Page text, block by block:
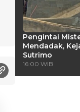
Pengintai
Mendadak,
Sutrimo
16:00 WIB